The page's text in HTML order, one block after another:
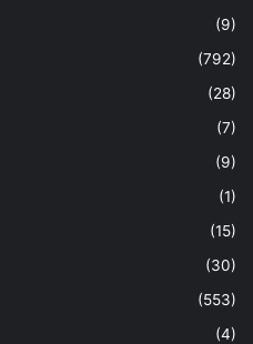
(9)
(792)
(28)
(7)
(9)
(1)
(15)
(30)
(553)
(4)